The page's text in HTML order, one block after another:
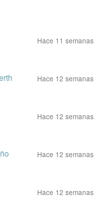
Hace 11 semanas
Hace 12 semanas
Hace 12 semanas
Hace 12 semanas
Hace 12 semanas